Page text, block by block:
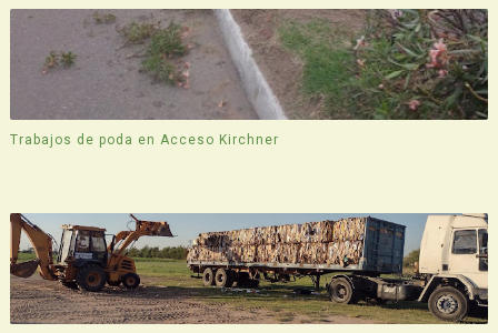
Trabajos de poda en Acceso Kirchner